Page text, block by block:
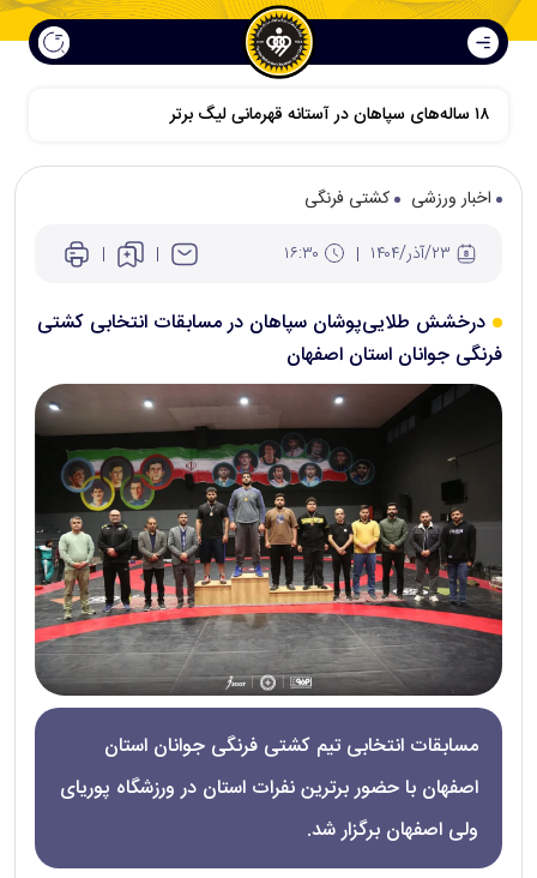
اخبار ورزشی
کشتی فرنگی
درخشش طلایی‌پوشان سپاهان در مسابقات انتخابی کشتی
فرنگی جوانان استان اصفهان
مسابقات انتخابی تیم کشتی فرنگی جوانان استان
اصفهان با حضور برترین نفرات استان در ورزشگاه پوریای
ولی اصفهان برگزار شد.